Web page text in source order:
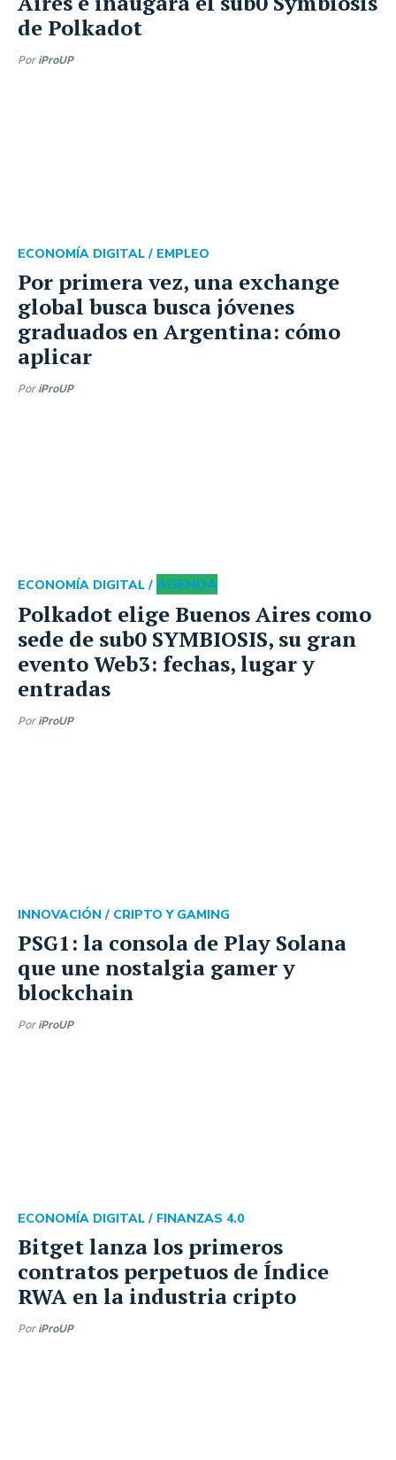
de Polkadot
Por iProUP
Por primera vez, una exchange
global busca busca jóvenes
graduados en Argentina: cómo
aplicar
ECONOMÍA DIGITAL / EMPLEO
Por iProUP
Polkadot elige Buenos Aires como
sede de sub0 SYMBIOSIS, su gran
evento Web3: fechas, lugar y
entradas
ECONOMÍA DIGITAL / AGENDA
Por iProUP
PSG1: la consola de Play Solana
que une nostalgia gamer y
blockchain
INNOVACIÓN / CRIPTO Y GAMING
Por iProUP
Bitget lanza los primeros
contratos perpetuos de Índice
RWA en la industria cripto
ECONOMÍA DIGITAL / FINANZAS 4.0
Por iProUP